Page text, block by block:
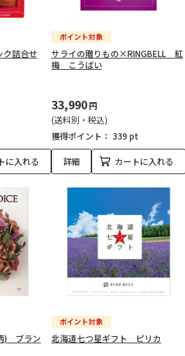
ク詰合せ
に入れる
サライの贈りもの×RINGBELL 紅
梅 こうばい
33,990円
(送料別・税込)
獲得ポイント： 339 pt
詳細 カートに入れる
) ブラン 北海道七つ星ギフト ピリカ